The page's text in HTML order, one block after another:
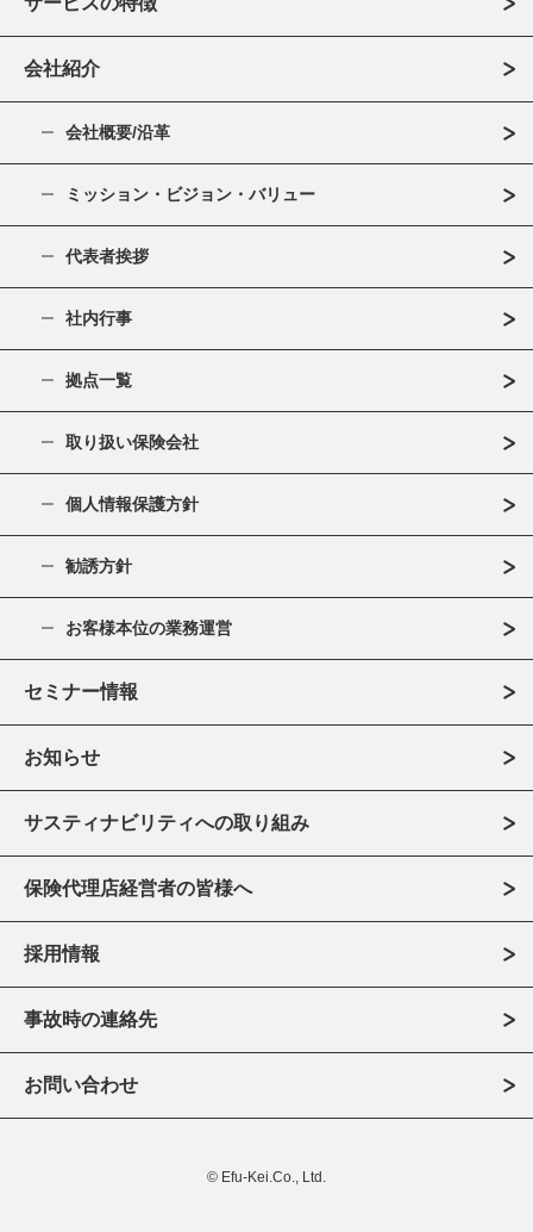
会社紹介
会社概要/沿革
ミッション・ビジョン・バリュー
代表者挨拶
社内行事
拠点一覧
取り扱い保険会社
個人情報保護方針
勧誘方針
お客様本位の業務運営
セミナー情報
お知らせ
サスティナビリティへの取り組み
保険代理店経営者の皆様へ
採用情報
事故時の連絡先
お問い合わせ
© Efu-Kei.Co., Ltd.